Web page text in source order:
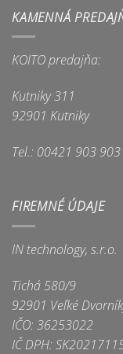
KAMENNÁ
KOITO predajňa:
Kutniky 311
92901 Kutniky
Tel.: 00421 903
FIREMNÉ ÚDAJE
IN technology, s.r.o.
Tichá 580/9
92901 Veľké
IČO: 36253022
IČ DPH: